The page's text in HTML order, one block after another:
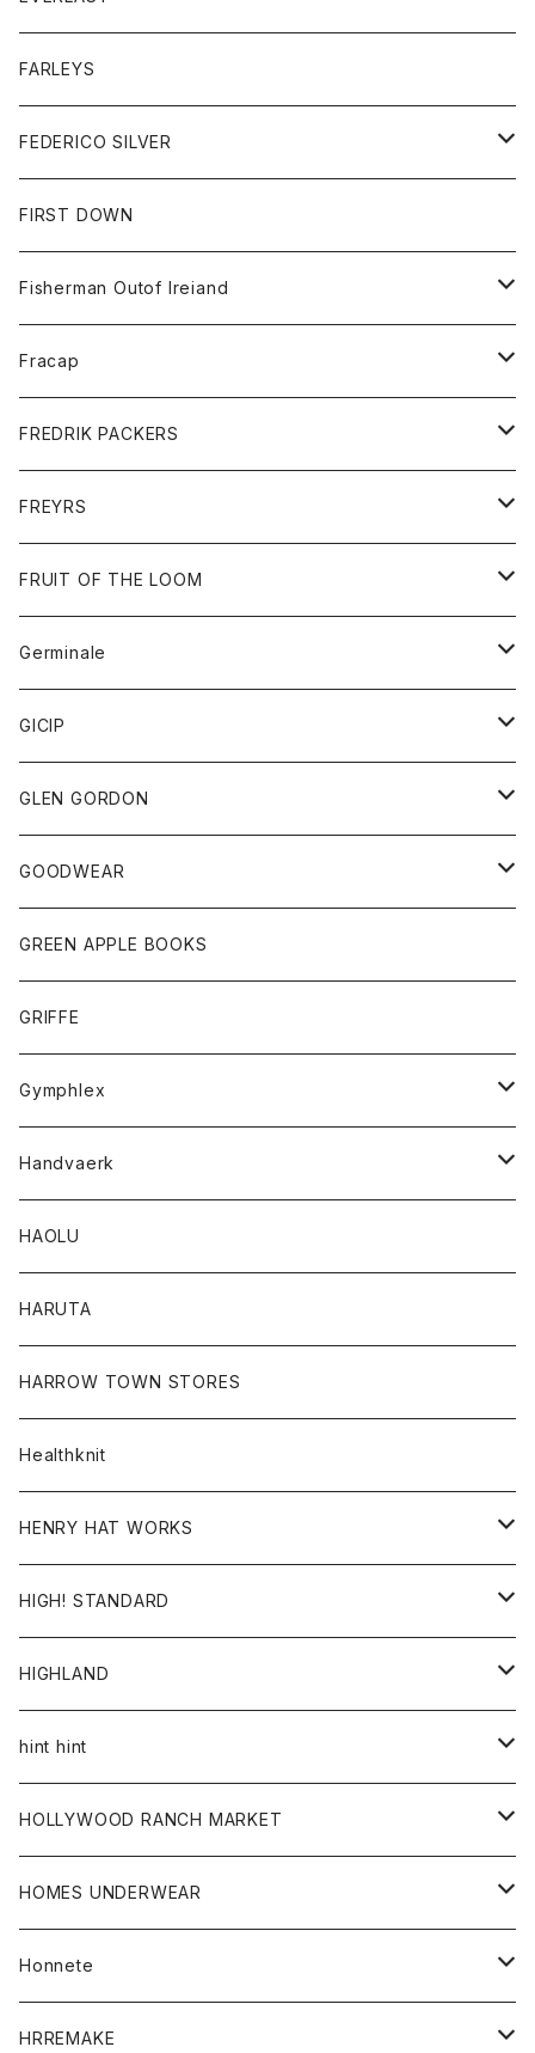
シャツ
セーター
ボトム
ショートパンツ
パンツ
レディース
コート
ジャケット
Tシャツ
ボトム
トップス
ジャケット
スエットシャツ
ボトム
スエットパンツ
グッズ
帽子
FARLEYS
FEDERICO SILVER
アクセサリー
FIRST DOWN
Fisherman Outof Ireiand
ニット
Fracap
グッズ
靴
FREDRIK PACKERS
アクセサリー
バッグ
FREYRS
サングラス
FRUIT OF THE LOOM
アウター
パーカー
グッズ
ネクタイ
チーフ
トップス
シャツ
タンクトップ
ボトム
ショートパンツ
スカート
レディース
スカート
Tシャツ
Germinale
靴
サンダル
GICIP
トップス
Tシャツ
GLEN GORDON
グッズ
手袋
GOODWEAR
トップス
Tシャツ
GREEN APPLE BOOKS
GRIFFE
Gymphlex
アウター
カーディガン
コート
トップス
シャツ
スウェット
レディース
カーディガン
コート
ボトム
パンツ
Handvaerk
トップス
Tシャツ
ロンTEE
HAOLU
HARUTA
HARROW TOWN STORES
Healthknit
HENRY HAT WORKS
帽子
HIGH! STANDARD
アウター
ジャケット
トップス
シャツ
カーディガン
ボトム
グッズ
帽子
HIGHLAND
帽子
hint hint
ストール
HOLLYWOOD RANCH MARKET
アウター
カーディガン
コート
アクセサリー
ウォレット
キッズ
HOMES UNDERWEAR
アウター
カーディガン
キッズ
Honnete
ブラウス
HRREMAKE